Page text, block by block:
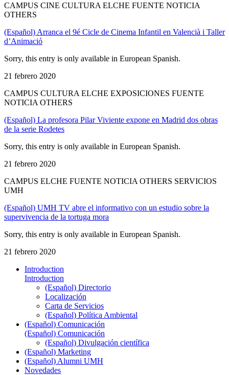
CAMPUS CINE CULTURA ELCHE FUENTE NOTICIA
OTHERS
(Español) Arranca el 9é Cicle de Cinema Infantil en Valencià i Taller
d’Animació
Sorry, this entry is only available in European Spanish.
21 febrero 2020
CAMPUS CULTURA ELCHE EXPOSICIONES FUENTE
NOTICIA OTHERS
(Español) La profesora Pilar Viviente expone en Madrid dos obras
de la serie Rodetes
Sorry, this entry is only available in European Spanish.
21 febrero 2020
CAMPUS ELCHE FUENTE NOTICIA OTHERS SERVICIOS
UMH
(Español) UMH TV abre el informativo con un estudio sobre la
supervivencia de la tortuga mora
Sorry, this entry is only available in European Spanish.
21 febrero 2020
Introduction
Introduction
(Español) Directorio
Localización
Carta de Servicios
(Español) Política Ambiental
(Español) Comunicación
(Español) Comunicación
(Español) Divulgación científica
(Español) Marketing
(Español) Alumni UMH
Novedades